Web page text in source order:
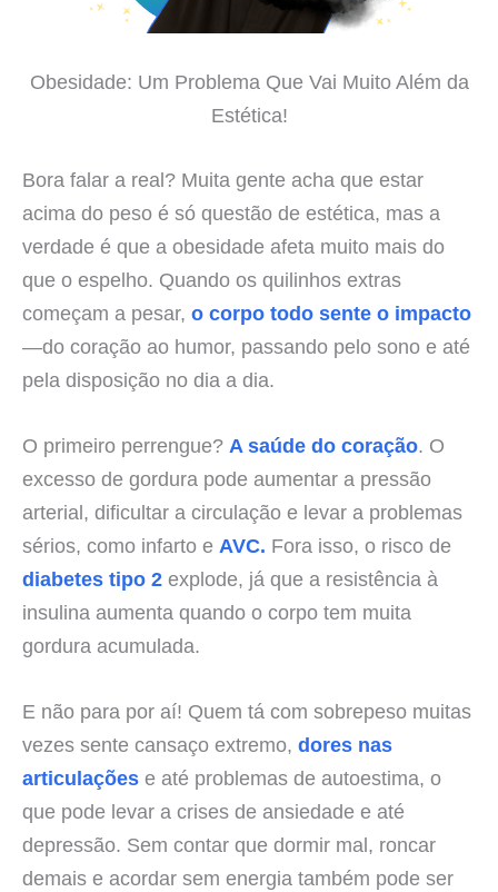
Obesidade: Um Problema Que Vai Muito Além da
Estética!
Bora falar a real? Muita gente acha que estar
acima do peso é só questão de estética, mas a
verdade é que a obesidade afeta muito mais do
que o espelho. Quando os quilinhos extras
começam a pesar, o corpo todo sente o impacto
—do coração ao humor, passando pelo sono e até
pela disposição no dia a dia.
O primeiro perrengue? A saúde do coração. O
excesso de gordura pode aumentar a pressão
arterial, dificultar a circulação e levar a problemas
sérios, como infarto e AVC. Fora isso, o risco de
diabetes tipo 2 explode, já que a resistência à
insulina aumenta quando o corpo tem muita
gordura acumulada.
E não para por aí! Quem tá com sobrepeso muitas
vezes sente cansaço extremo, dores nas
articulações e até problemas de autoestima, o
que pode levar a crises de ansiedade e até
depressão. Sem contar que dormir mal, roncar
demais e acordar sem energia também pode ser